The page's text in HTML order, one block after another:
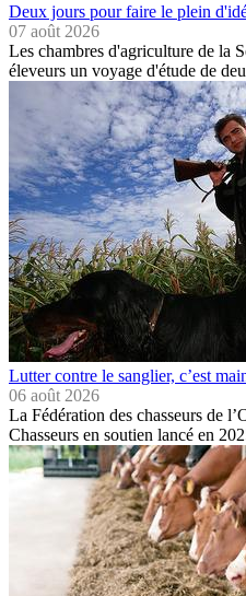
Deux jours pour faire le plein
07 août 2026
Les chambres d'agriculture de la
éleveurs un voyage d'étude de
Lutter contre le sanglier, c’est
06 août 2026
La Fédération des chasseurs de
Chasseurs en soutien lancé en